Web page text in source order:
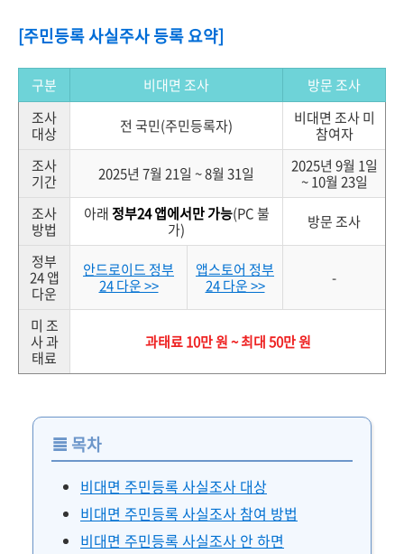
[주민등록 사실주사 등록 요약]
구분 비대면 조사
방문 조사
조사
대상
전 국민(주민등록자)
비대면 조사 미
참여자
조사
기간
2025년 7월 21일 ~ 8월 31일
2025년 9월 1일
~ 10월 23일
조사
방법
아래정부24 앱에서만 가능(PC 불
가)
방문 조사
정부
24 앱
다운
안드로이드 정부
24 다운 >>
앱스토어 정부
24 다운 >>
-
미 조
사 과
태료
과태료 10만 원 ~ 최대 50만 원
≣ 목차
비대면 주민등록 사실조사 대상
비대면 주민등록 사실조사 참여 방법
비대면 주민등록 사실조사 안 하면